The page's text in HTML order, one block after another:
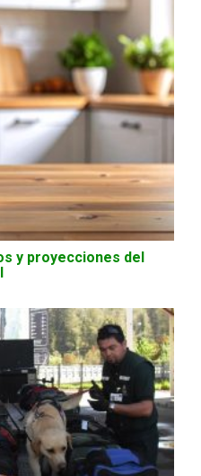
y proyecciones del